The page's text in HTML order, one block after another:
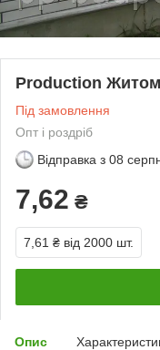
Production
Під замовлення
Опт і роздріб
Відправка з 08
7,62 ₴
7,61 ₴ від 2000 шт.
Опис